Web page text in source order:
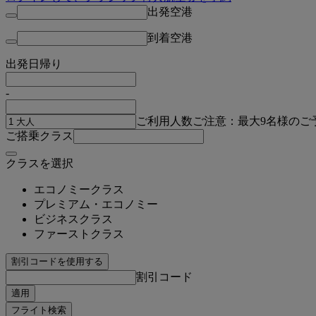
出発空港
到着空港
出発日 帰り
-
ご利用人数ご注意：最大9名様のご
ご搭乗クラス
クラスを選択
エコノミークラス
プレミアム・エコノミー
ビジネスクラス
ファーストクラス
割引コードを使用する
割引コード
適用
フライト検索